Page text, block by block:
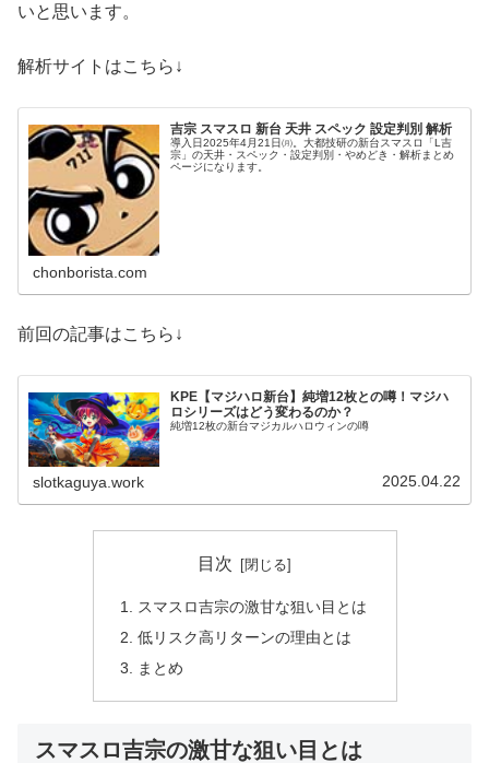
いと思います。
解析サイトはこちら↓
吉宗 スマスロ 新台 天井 スペック 設定判別 解析
導入日2025年4月21日㈪。大都技研の新台スマスロ「L吉
宗」の天井・スペック・設定判別・やめどき・解析まとめ
ページになります。
chonborista.com
前回の記事はこちら↓
KPE【マジハロ新台】純増12枚との噂！マジハ
ロシリーズはどう変わるのか？
純増12枚の新台マジカルハロウィンの噂
slotkaguya.work 2025.04.22
目次
スマスロ吉宗の激甘な狙い目とは
低リスク高リターンの理由とは
まとめ
スマスロ吉宗の激甘な狙い目とは